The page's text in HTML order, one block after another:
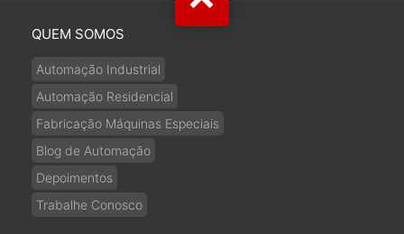
QUEM SOMOS
Automação Industrial
Automação Residencial
Fabricação Máquinas Especiais
Blog de Automação
Depoimentos
Trabalhe Conosco